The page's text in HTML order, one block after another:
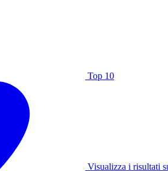
Top 10
Visualizza i risultati